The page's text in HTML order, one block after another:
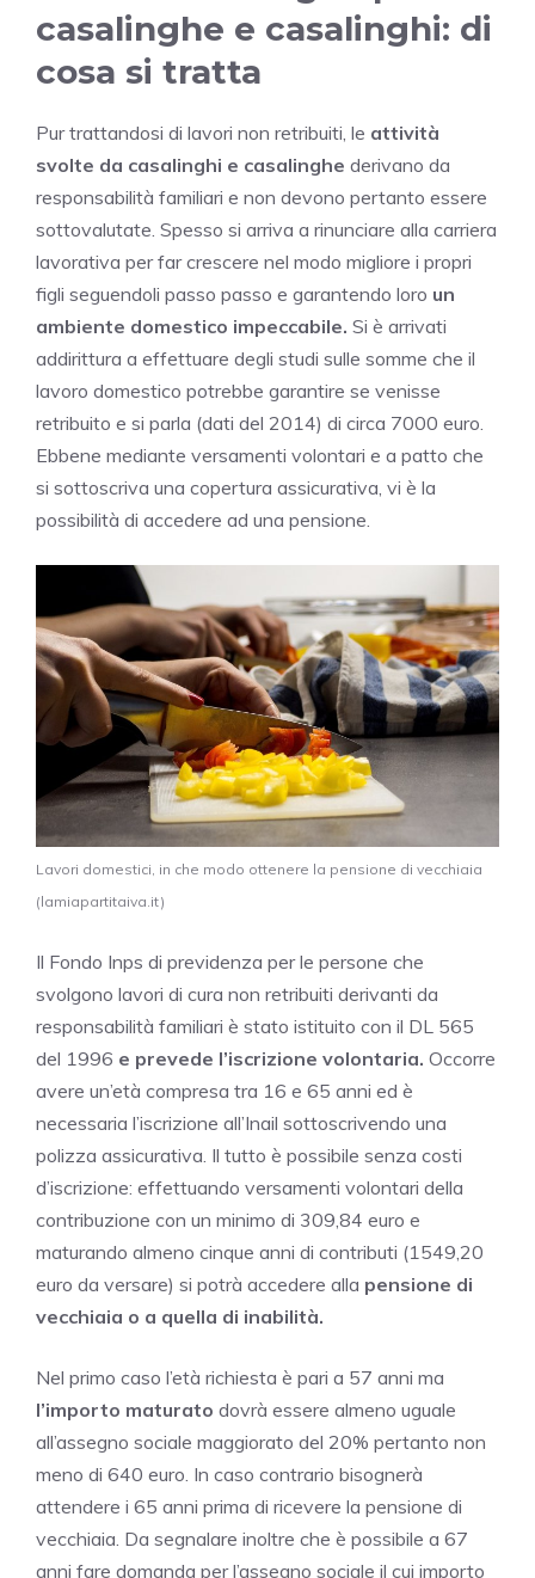
casalinghe e casalinghi: di
cosa si tratta
Pur trattandosi di lavori non retribuiti, le attività
svolte da casalinghi e casalinghe derivano da
responsabilità familiari e non devono pertanto essere
sottovalutate. Spesso si arriva a rinunciare alla carriera
lavorativa per far crescere nel modo migliore i propri
figli seguendoli passo passo e garantendo loro un
ambiente domestico impeccabile. Si è arrivati
addirittura a effettuare degli studi sulle somme che il
lavoro domestico potrebbe garantire se venisse
retribuito e si parla (dati del 2014) di circa 7000 euro.
Ebbene mediante versamenti volontari e a patto che
si sottoscriva una copertura assicurativa, vi è la
possibilità di accedere ad una pensione.
Lavori domestici, in che modo ottenere la pensione di vecchiaia
(lamiapartitaiva.it)
Il Fondo Inps di previdenza per le persone che
svolgono lavori di cura non retribuiti derivanti da
responsabilità familiari è stato istituito con il DL 565
del 1996 e prevede l’iscrizione volontaria. Occorre
avere un’età compresa tra 16 e 65 anni ed è
necessaria l’iscrizione all’Inail sottoscrivendo una
polizza assicurativa. Il tutto è possibile senza costi
d’iscrizione: effettuando versamenti volontari della
contribuzione con un minimo di 309,84 euro e
maturando almeno cinque anni di contributi (1549,20
euro da versare) si potrà accedere alla pensione di
vecchiaia o a quella di inabilità.
Nel primo caso l’età richiesta è pari a 57 anni ma
l’importo maturato dovrà essere almeno uguale
all’assegno sociale maggiorato del 20% pertanto non
meno di 640 euro. In caso contrario bisognerà
attendere i 65 anni prima di ricevere la pensione di
vecchiaia. Da segnalare inoltre che è possibile a 67
anni fare domanda per l’assegno sociale il cui importo